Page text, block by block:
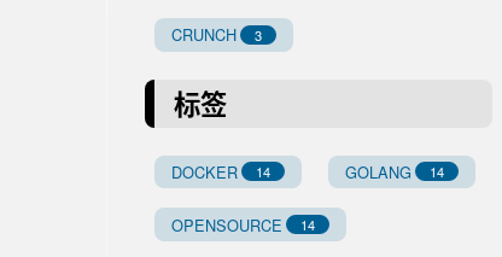
CRUNCH 3
标签
DOCKER 14 GOLANG 14
OPENSOURCE 14